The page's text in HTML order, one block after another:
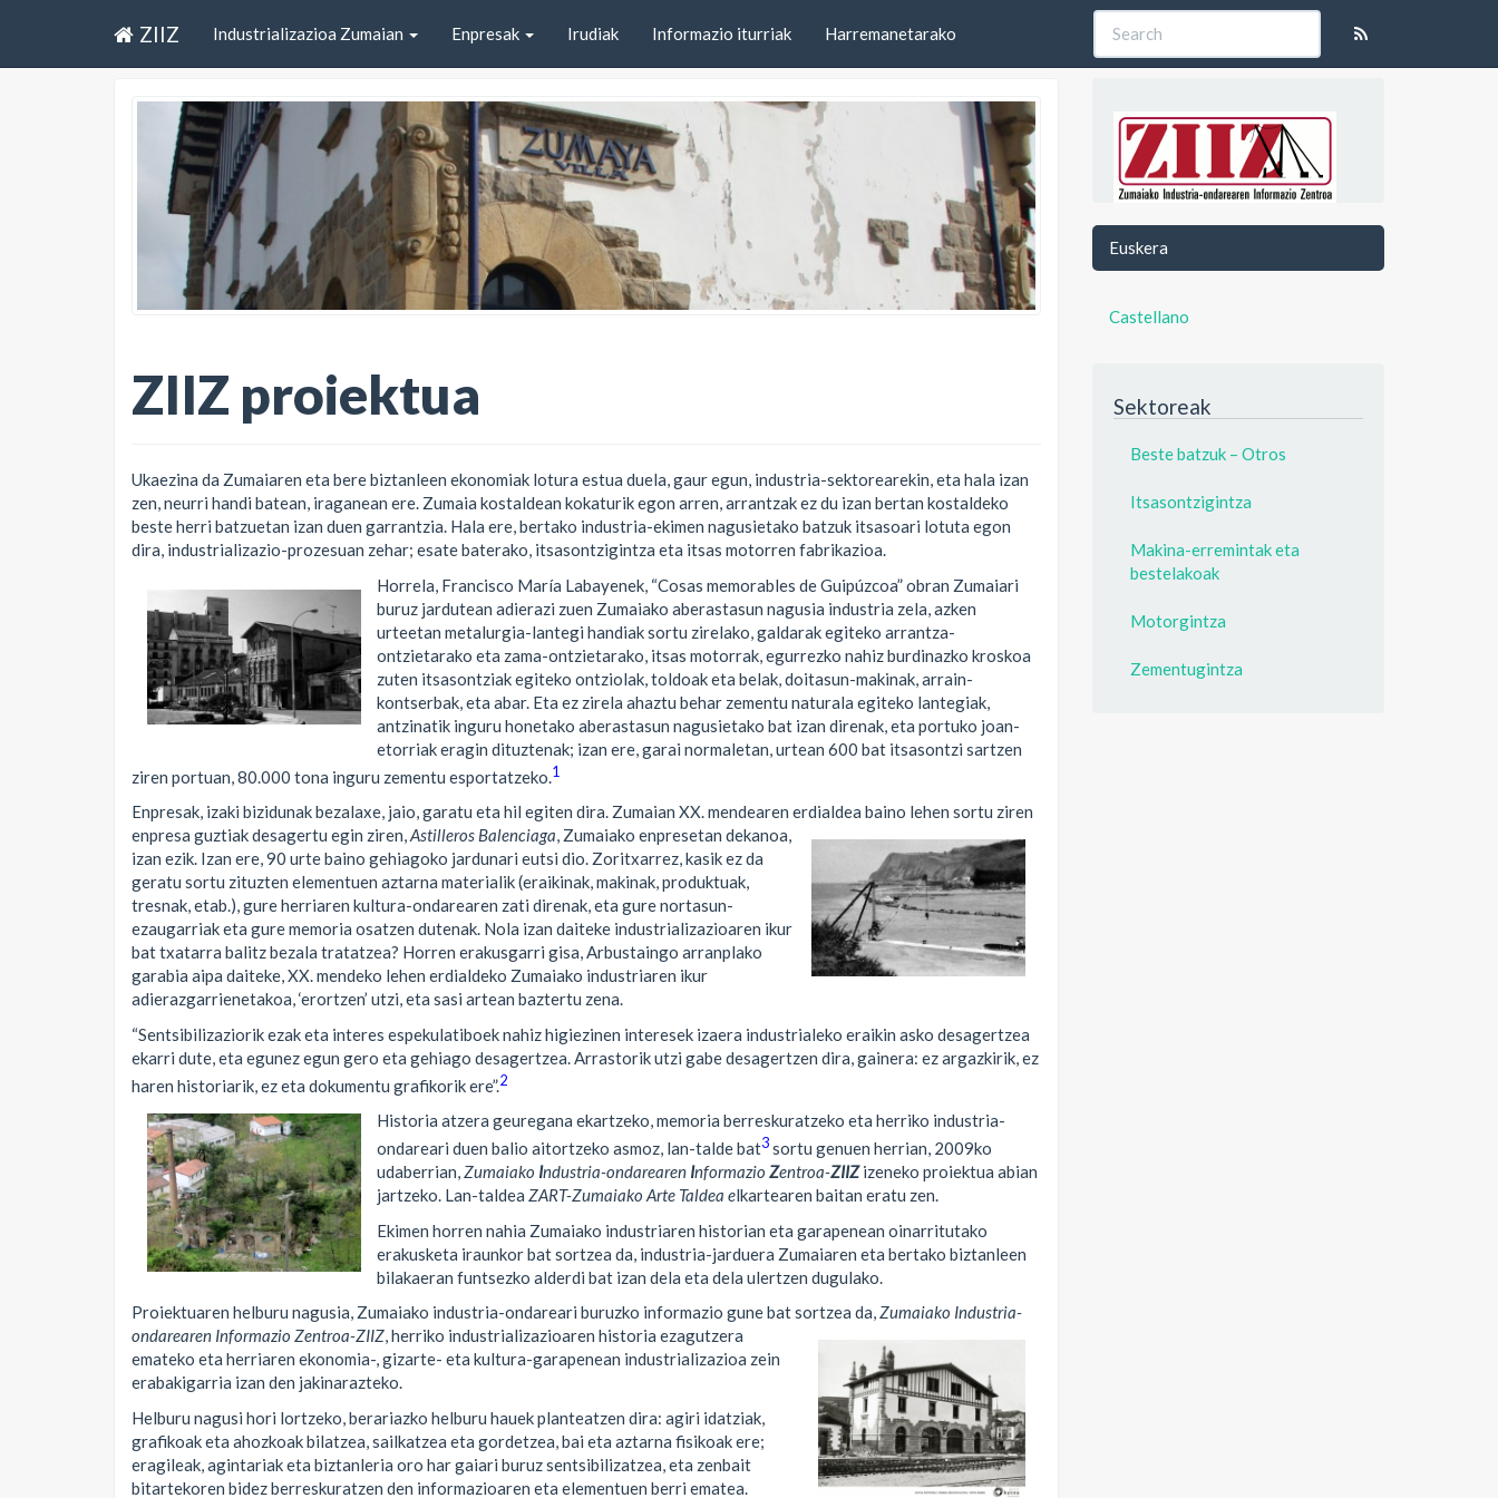
ZIIZ Industrializazioa Zumaian Enpresak Irudiak Informazio iturriak Harremanetarako
ZIIZ proiektua
Ukaezina da Zumaiaren eta bere biztanleen ekonomiak lotura estua duela, gaur egun, industria-sektorearekin, eta hala izan
zen, neurri handi batean, iraganean ere. Zumaia kostaldean kokaturik egon arren, arrantzak ez du izan bertan kostaldeko
beste herri batzuetan izan duen garrantzia. Hala ere, bertako industria-ekimen nagusietako batzuk itsasoari lotuta egon
dira, industrializazio-prozesuan zehar; esate baterako, itsasontzigintza eta itsas motorren fabrikazioa.
Horrela, Francisco María Labayenek, “Cosas memorables de Guipúzcoa”obran Zumaiari
buruz jardutean adierazi zuen Zumaiako aberastasun nagusia industria zela, azken
urteetan metalurgia-lantegi handiak sortu zirelako, galdarak egiteko arrantza-
ontzietarako eta zama-ontzietarako, itsas motorrak, egurrezko nahiz burdinazko kroskoa
zuten itsasontziak egiteko ontziolak, toldoak eta belak, doitasun-makinak, arrain-
kontserbak, eta abar. Eta ez zirela ahaztu behar zementu naturala egiteko lantegiak,
antzinatik inguru honetako aberastasun nagusietako bat izan direnak, eta portuko joan-
etorriak eragin dituztenak; izan ere, garai normaletan, urtean 600 bat itsasontzi sartzen
ziren portuan, 80.000 tona inguru zementu esportatzeko.1
Enpresak, izaki bizidunak bezalaxe, jaio, garatu eta hil egiten dira. Zumaian XX. mendearen erdialdea baino lehen sortu ziren
enpresa guztiak desagertu egin ziren,Astilleros Balenciaga, Zumaiako enpresetan dekanoa,
izan ezik. Izan ere, 90 urte baino gehiagoko jardunari eutsi dio. Zoritxarrez, kasik ez da
geratu sortu zituzten elementuen aztarna materialik (eraikinak, makinak, produktuak,
tresnak, etab.), gure herriaren kultura-ondarearen zati direnak, eta gure nortasun-
ezaugarriak eta gure memoria osatzen dutenak. Nola izan daiteke industrializazioaren ikur
bat txatarra balitz bezala tratatzea? Horren erakusgarri gisa, Arbustaingo arranplako
garabia aipa daiteke, XX. mendeko lehen erdialdeko Zumaiako industriaren ikur
adierazgarrienetakoa, ‘erortzen’ utzi, eta sasi artean baztertu zena.
“Sentsibilizaziorik ezak eta interes espekulatiboek nahiz higiezinen interesek izaera industrialeko eraikin asko desagertzea
ekarri dute, eta egunez egun gero eta gehiago desagertzea. Arrastorik utzi gabe desagertzen dira, gainera: ez argazkirik, ez
haren historiarik, ez eta dokumentu grafikorik ere”.2
Historia atzera geuregana ekartzeko, memoria berreskuratzeko eta herriko industria-
ondareari duen balio aitortzeko asmoz, lan-talde bat3sortu genuen herrian, 2009ko
udaberrian,Zumaiako Industria-ondarearen Informazio Zentroa-ZIIZizeneko proiektua abian
jartzeko. Lan-taldea ZART-Zumaiako Arte Taldea elkartearen baitan eratu zen.
Ekimen horren nahia Zumaiako industriaren historian eta garapenean oinarritutako
erakusketa iraunkor bat sortzea da, industria-jarduera Zumaiaren eta bertako biztanleen
bilakaeran funtsezko alderdi bat izan dela eta dela ulertzen dugulako.
Proiektuaren helburu nagusia, Zumaiako industria-ondareari buruzko informazio gune bat sortzea da,Zumaiako Industria-
ondarearen Informazio Zentroa-ZIIZ, herriko industrializazioaren historia ezagutzera
emateko eta herriaren ekonomia-, gizarte- eta kultura-garapenean industrializazioa zein
erabakigarria izan den jakinarazteko.
Helburu nagusi hori lortzeko, berariazko helburu hauek planteatzen dira: agiri idatziak,
grafikoak eta ahozkoak bilatzea, sailkatzea eta gordetzea, bai eta aztarna fisikoak ere;
eragileak, agintariak eta biztanleria oro har gaiari buruz sentsibilizatzea, eta zenbait
bitartekoren bidez berreskuratzen den informazioaren eta elementuen berri ematea.
Euskera
Castellano
Sektoreak
Beste batzuk – Otros
Itsasontzigintza
Makina-erremintak eta
bestelakoak
Motorgintza
Zementugintza